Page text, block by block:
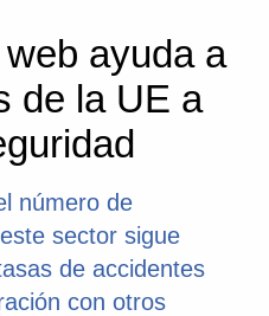
ayuda a
de la UE a
número de
sector sigue
de accidentes
con otros